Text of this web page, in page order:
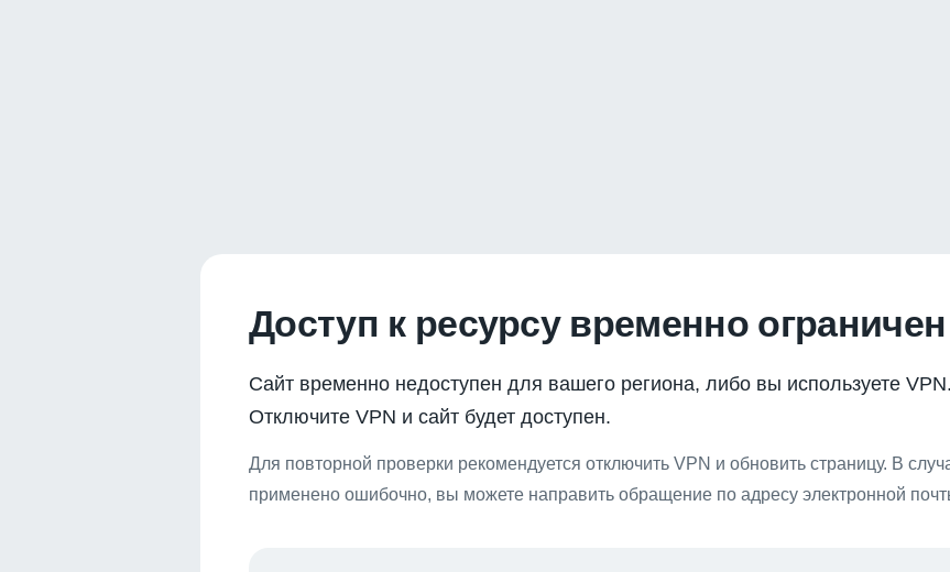
Доступ к ресурсу временно ограничен
Сайт временно недоступен для вашего региона, либо вы используете VPN.
Отключите VPN и сайт будет доступен.
Для повторной проверки рекомендуется отключить VPN и обновить страницу. В
применено ошибочно, вы можете направить обращение по адресу электронной